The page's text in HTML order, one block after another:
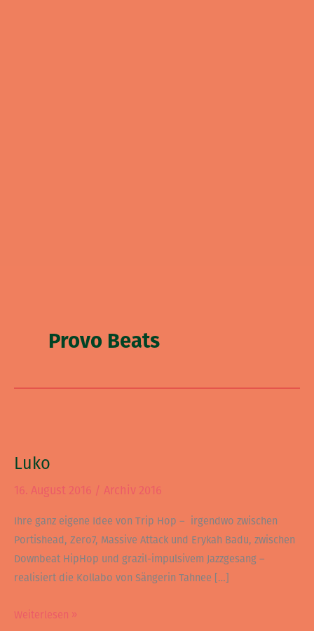
Provo Beats
Luko
16. August 2016 / Archiv 2016
Ihre ganz eigene Idee von Trip Hop – irgendwo zwischen
Portishead, Zero7, Massive Attack und Erykah Badu, zwischen
Downbeat HipHop und grazil-impulsivem Jazzgesang –
realisiert die Kollabo von Sängerin Tahnee […]
Weiterlesen »